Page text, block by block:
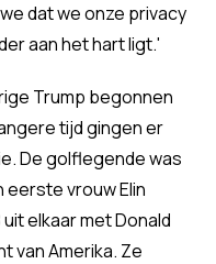
dat we onze privacy
aan het hart ligt.'
Trump begonnen
tijd gingen er
De golflegende was
eerste vrouw Elin
elkaar met Donald
van Amerika. Ze